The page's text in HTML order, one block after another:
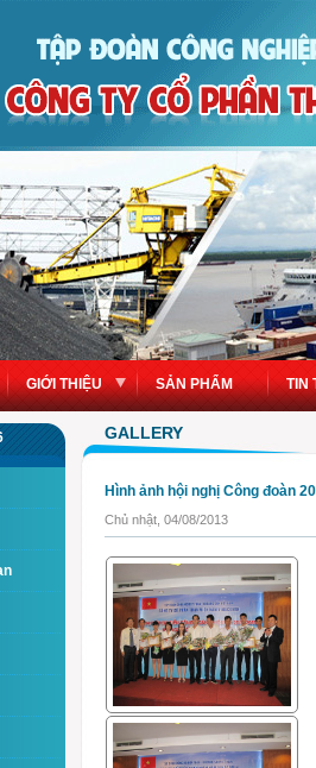
GIỚI THIỆU SẢN PHẨM TIN
GALLERY
Hình ảnh hội nghị Công đoàn
Chủ nhật, 04/08/2013